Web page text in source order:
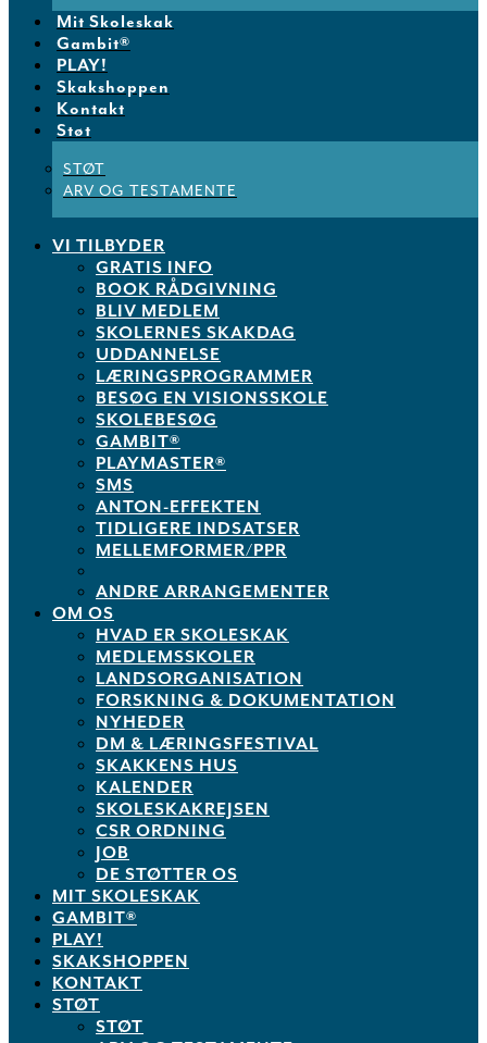
Mit Skoleskak
Gambit®
PLAY!
Skakshoppen
Kontakt
Støt
STØT
ARV OG TESTAMENTE
VI TILBYDER
GRATIS INFO
BOOK RÅDGIVNING
BLIV MEDLEM
SKOLERNES SKAKDAG
UDDANNELSE
LÆRINGSPROGRAMMER
BESØG EN VISIONSSKOLE
SKOLEBESØG
GAMBIT®
PLAYMASTER®
SMS
ANTON-EFFEKTEN
TIDLIGERE INDSATSER
MELLEMFORMER/PPR
ANDRE ARRANGEMENTER
OM OS
HVAD ER SKOLESKAK
MEDLEMSSKOLER
LANDSORGANISATION
FORSKNING & DOKUMENTATION
NYHEDER
DM & LÆRINGSFESTIVAL
SKAKKENS HUS
KALENDER
SKOLESKAKREJSEN
CSR ORDNING
JOB
DE STØTTER OS
MIT SKOLESKAK
GAMBIT®
PLAY!
SKAKSHOPPEN
KONTAKT
STØT
STØT